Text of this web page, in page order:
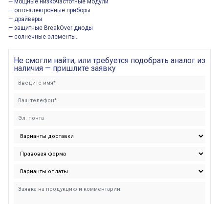
— мощные низкочастотные модули
— опто-электронные приборы
— драйверы
— защитные BreakOver диоды
— солнечные элементы.
Не смогли найти, или требуется подобрать аналог из
наличия — пришлите заявку